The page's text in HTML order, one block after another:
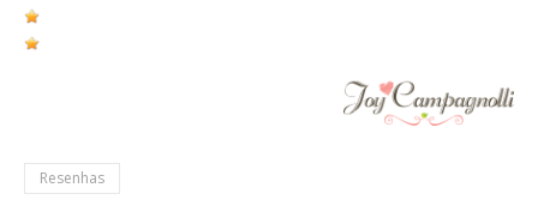
Resenhas